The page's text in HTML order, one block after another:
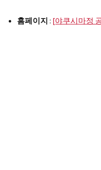
홈페이지 : [야쿠시마정